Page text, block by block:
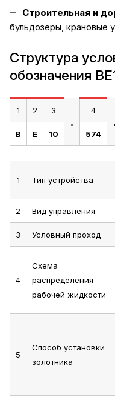
Строительная и
бульдозеры, крановые
Структура
обозначения
1 2 3 . 4 .
В Е 10 574
1 Тип устройства
2 Вид управления
3 Условный проход
4
Схема
распределения
рабочей жидкости
5
Способ установки
золотника